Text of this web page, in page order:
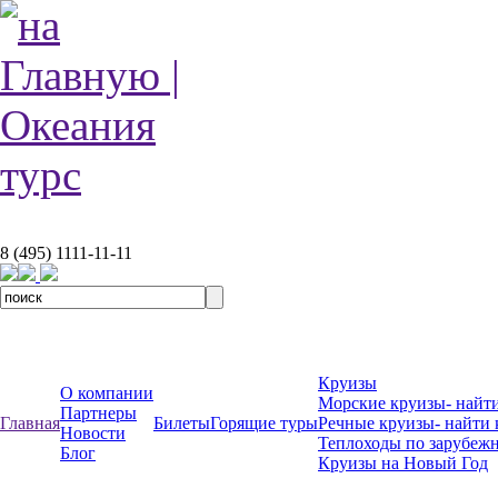
8 (495) 1111-11-11
Главная
О компании
Партнеры
Новости
Блог
БилетыГорящие туры
Круизы
Морские круизы-
Речные круизы- найти
Теплоходы по
Круизы на Новый Год